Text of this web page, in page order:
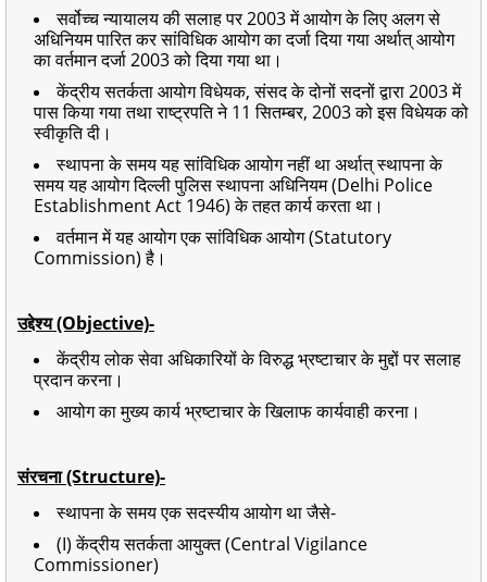
सर्वोच्च न्यायालय की सलाह पर 2003 में आयोग के लिए अलग से
अधिनियम पारित कर सांविधिक आयोग का दर्जा दिया गया अर्थात् आयोग
का वर्तमान दर्जा 2003 को दिया गया था।
केंद्रीय सतर्कता आयोग विधेयक, संसद के दोनों सदनों द्वारा 2003 में
पास किया गया तथा राष्ट्रपति ने 11 सितम्बर, 2003 को इस विधेयक को
स्वीकृति दी।
स्थापना के समय यह सांविधिक आयोग नहीं था अर्थात् स्थापना के
समय यह आयोग दिल्ली पुलिस स्थापना अधिनियम (Delhi Police
Establishment Act 1946) के तहत कार्य करता था।
वर्तमान में यह आयोग एक सांविधिक आयोग (Statutory
Commission) है।
उद्देश्य (Objective)-
केंद्रीय लोक सेवा अधिकारियों के विरुद्ध भ्रष्टाचार के मुद्दों पर सलाह
प्रदान करना।
आयोग का मुख्य कार्य भ्रष्टाचार के खिलाफ कार्यवाही करना।
संरचना (Structure)-
स्थापना के समय एक सदस्यीय आयोग था जैसे-
(I) केंद्रीय सतर्कता आयुक्त (Central Vigilance
Commissioner)